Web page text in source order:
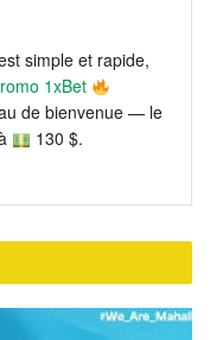
simple et rapide,
1xBet
de bienvenue — le
130 $.